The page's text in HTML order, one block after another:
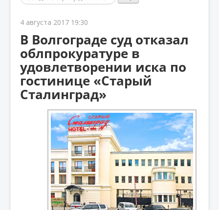
4 августа 2017 19:30
В Волгограде суд отказал
облпрокуратуре в
удовлетворении иска по
гостинице «Старый
Сталинград»